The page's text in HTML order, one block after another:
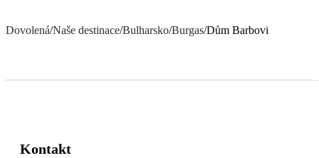
Dovolená/Naše destinace/Bulharsko/Burgas/Dům Barbovi
Kontakt